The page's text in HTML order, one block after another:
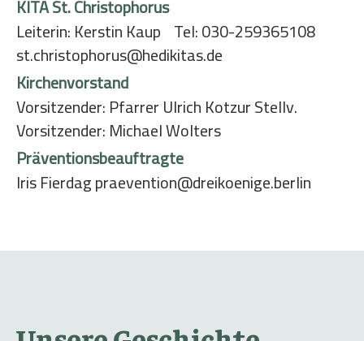
KITA St. Christophorus
Leiterin: Kerstin Kaup Tel: 030-259365108
st.christophorus@hedikitas.de
Kirchenvorstand
Vorsitzender: Pfarrer Ulrich Kotzur Stellv.
Vorsitzender: Michael Wolters
Präventionsbeauftragte
Iris Fierdag praevention@dreikoenige.berlin